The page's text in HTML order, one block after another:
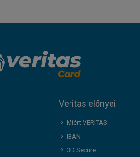
Veritas előnyei
Miért VERITAS
IBAN
3D Secure